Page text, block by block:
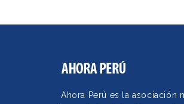
Ahora Perú es la asociación